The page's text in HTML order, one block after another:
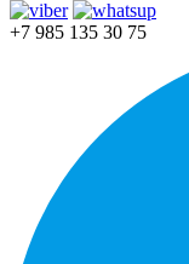
+7 985 135 30 75